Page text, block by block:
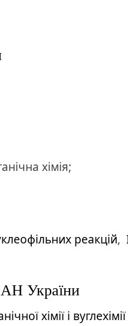
хімія;
реакцій,
України
хімії і